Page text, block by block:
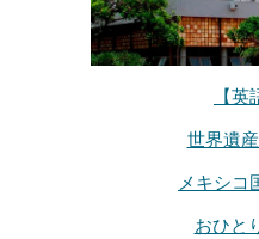
【英
世界遺
メキシコ
おひと